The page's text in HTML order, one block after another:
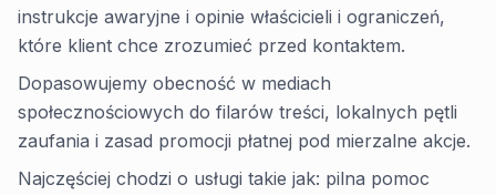
instrukcje awaryjne i opinie właścicieli i ograniczeń,
które klient chce zrozumieć przed kontaktem.
Dopasowujemy obecność w mediach
społecznościowych do filarów treści, lokalnych pętli
zaufania i zasad promocji płatnej pod mierzalne akcje.
Najczęściej chodzi o usługi takie jak: pilna pomoc